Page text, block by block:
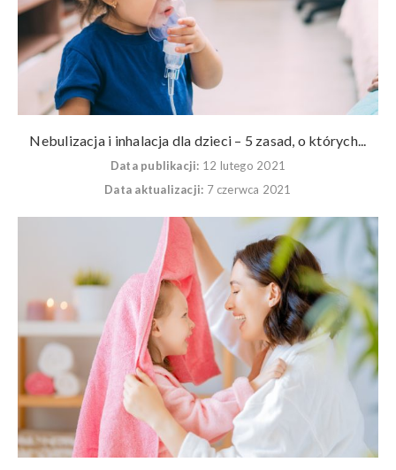
Nebulizacja i inhalacja dla dzieci – 5 zasad, o których...
Data publikacji: 12 lutego 2021
Data aktualizacji: 7 czerwca 2021